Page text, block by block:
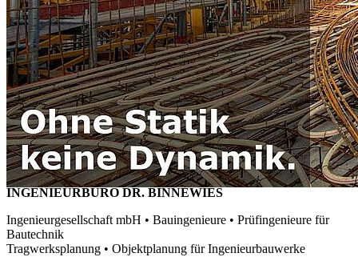
INGENIEURBÜRO DR. BINNEWIES
Ingenieurgesellschaft mbH • Bauingenieure • Prüfingenieure für
Bautechnik
Tragwerksplanung • Objektplanung für Ingenieurbauwerke